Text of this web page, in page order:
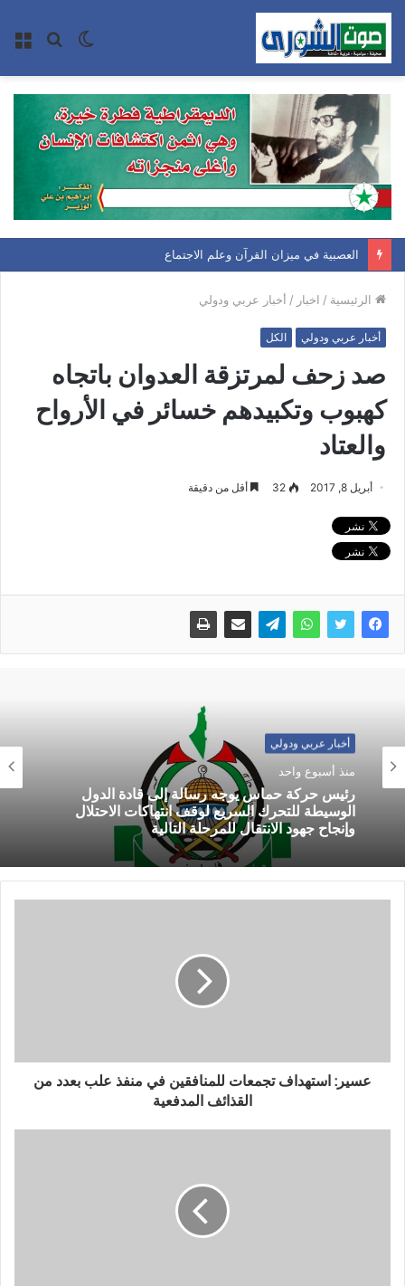
بحث الوضع
العصبية في ميزان القرآن وعلم الاجتماع
الرئيسية / اخبار / أخبار عربي ودولي
أخبار عربي ودولي الكل
صد زحف لمرتزقة العدوان باتجاه
كهبوب وتكبيدهم خسائر في الأرواح
والعتاد
أبريل 8, 2017 32 أقل من دقيقة
أخبار عربي ودولي
منذ أسبوع واحد
رئيس حركة حماس يوجه رسالة إلى قادة الدول
الوسيطة للتحرك السريع لوقف انتهاكات الاحتلال
وإنجاح جهود الانتقال للمرحلة التالية
عسير: استهداف تجمعات للمنافقين في منفذ علب بعدد من
القذائف المدفعية